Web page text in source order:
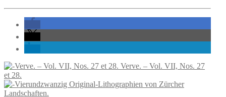
Verve. – Vol. VII, Nos. 27
et 28.